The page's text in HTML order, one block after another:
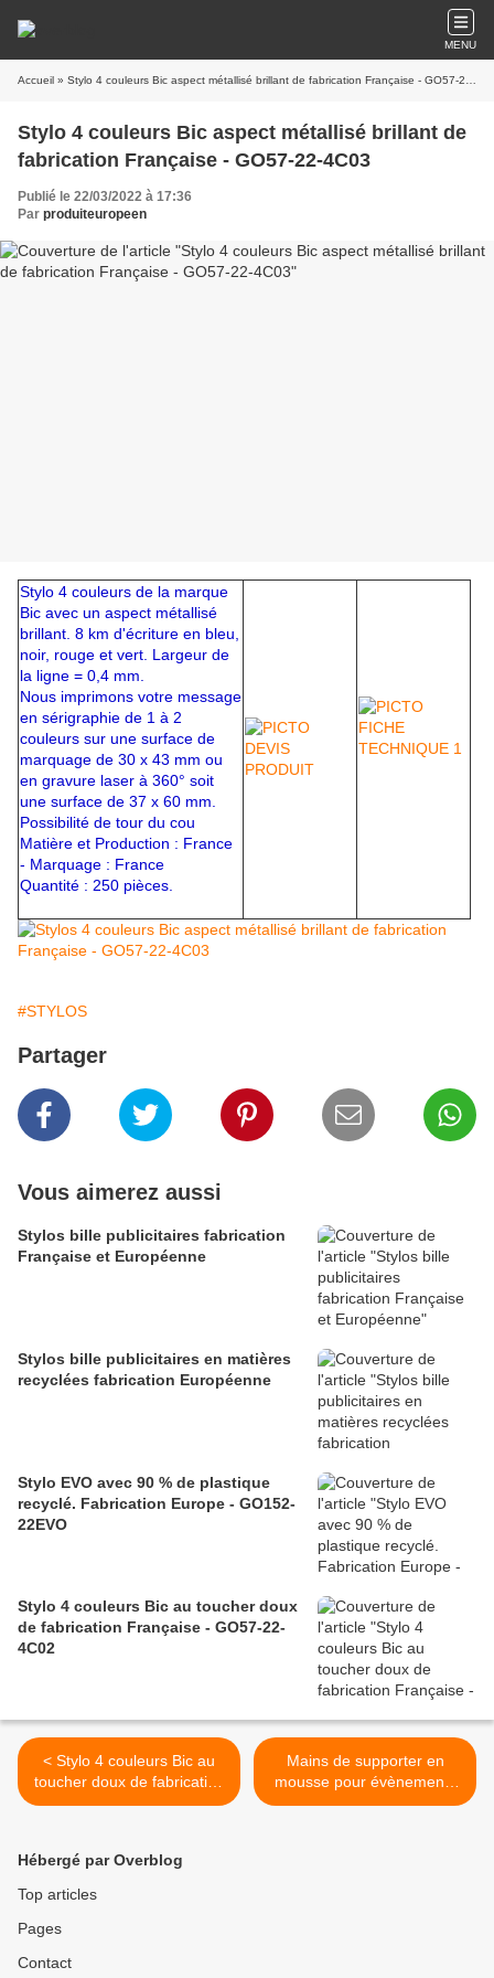
MENU
Accueil » Stylo 4 couleurs Bic aspect métallisé brillant de fabrication Française - GO57-22-4C03
Stylo 4 couleurs Bic aspect métallisé brillant de
fabrication Française - GO57-22-4C03
Publié le 22/03/2022 à 17:36
Par produiteuropeen
Stylo 4 couleurs de la marque
Bic avec un aspect métallisé
brillant. 8 km d'écriture en bleu,
noir, rouge et vert. Largeur de
la ligne = 0,4 mm.
Nous imprimons votre message
en sérigraphie de 1 à 2
couleurs sur une surface de
marquage de 30 x 43 mm ou
en gravure laser à 360° soit
une surface de 37 x 60 mm.
Possibilité de tour du cou
Matière et Production : France
- Marquage : France
Quantité : 250 pièces.
#STYLOS
Partager
Vous aimerez aussi
Stylos bille publicitaires fabrication
Française et Européenne
Stylos bille publicitaires en matières
recyclées fabrication Européenne
Stylo EVO avec 90 % de plastique
recyclé. Fabrication Europe - GO152-
22EVO
Stylo 4 couleurs Bic au toucher doux
de fabrication Française - GO57-22-
4C02
< Stylo 4 couleurs Bic au
toucher doux de fabrication
Française - GO57-22-4C02
Mains de supporter en
mousse pour évènements
sportifs, meetings
Hébergé par Overblog
Top articles
Pages
Contact